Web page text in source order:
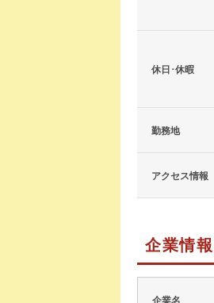
休日･休暇
勤務地
アクセス情報
企業情報
企業名